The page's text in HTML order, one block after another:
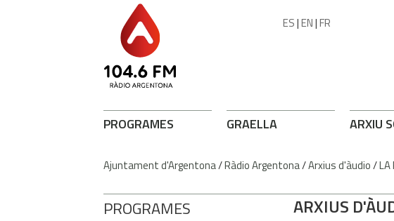
ES|EN|FR
PROGRAMES GRAELLA ARXIU
Ajuntament d'Argentona/Ràdio Argentona/Arxius d'àudio/LA
PROGRAMES ARXIUS